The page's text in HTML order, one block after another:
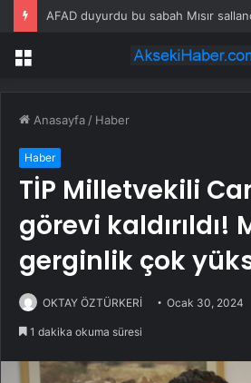
AFAD duyurdu bu sabah Mısır
Menü
Anasayfa / Haber
Haber
TİP Milletvekili
görevi kaldırıldı!
gerginlik çok
OKTAY ÖZTÜRKERİ Ocak 30, 2024
1 dakika okuma süresi